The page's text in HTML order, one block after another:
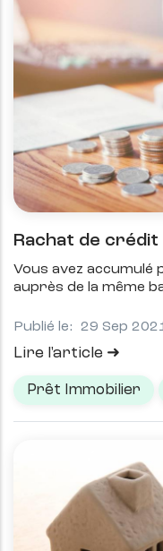
Rachat de crédit
Vous avez accumulé
auprès de la même
Publié le: 29 Sep
Lire l'article
Prêt Immobilier